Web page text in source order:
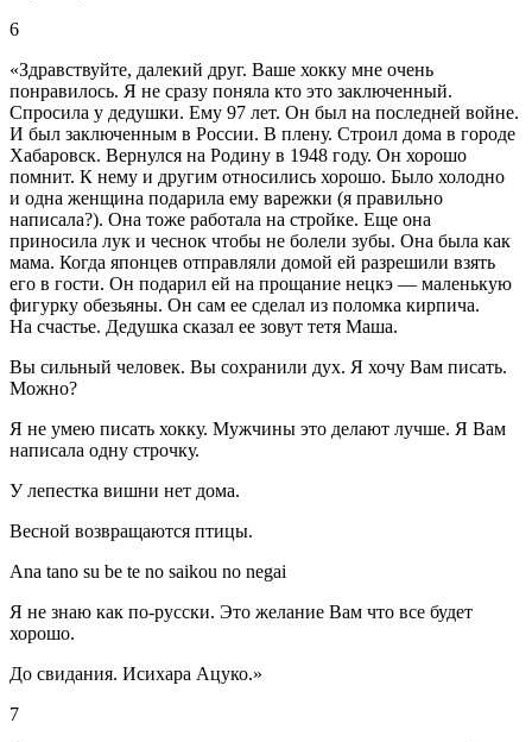
6
«Здравствуйте, далекий друг. Ваше хокку мне очень
понравилось. Я не сразу поняла кто это заключенный.
Спросила у дедушки. Ему 97 лет. Он был на последней войне.
И был заключенным в России. В плену. Строил дома в городе
Хабаровск. Вернулся на Родину в 1948 году. Он хорошо
помнит. К нему и другим относились хорошо. Было холодно
и одна женщина подарила ему варежки (я правильно
написала?). Она тоже работала на стройке. Еще она
приносила лук и чеснок чтобы не болели зубы. Она была как
мама. Когда японцев отправляли домой ей разрешили взять
его в гости. Он подарил ей на прощание нецкэ — маленькую
фигурку обезьяны. Он сам ее сделал из поломка кирпича.
На счастье. Дедушка сказал ее зовут тетя Маша.
Вы сильный человек. Вы сохранили дух. Я хочу Вам писать.
Можно?
Я не умею писать хокку. Мужчины это делают лучше. Я Вам
написала одну строчку.
У лепестка вишни нет дома.
Весной возвращаются птицы.
Ana tano su be te no saikou no negai
Я не знаю как по-русски. Это желание Вам что все будет
хорошо.
До свидания. Исихара Ацуко.»
7